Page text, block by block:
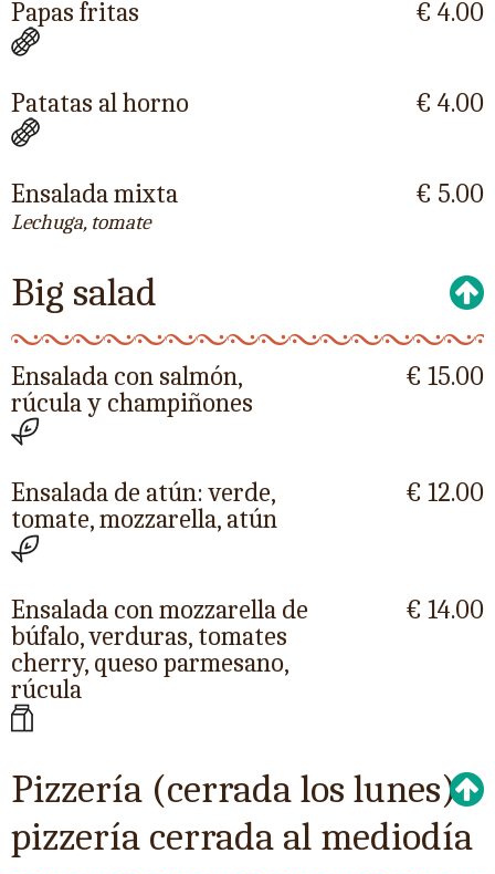
Papas fritas € 4.00
Patatas al horno € 4.00
Ensalada mixta
Lechuga, tomate
€ 5.00
Big salad
Ensalada con salmón,
rúcula y champiñones
€ 15.00
Ensalada de atún: verde,
tomate, mozzarella, atún
€ 12.00
Ensalada con mozzarella de
búfalo, verduras, tomates
cherry, queso parmesano,
rúcula
€ 14.00
Pizzería (cerrada los lunes)
pizzería cerrada al mediodía